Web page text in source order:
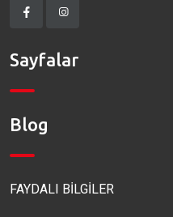
Sayfalar
Blog
FAYDALI BİLGİLER